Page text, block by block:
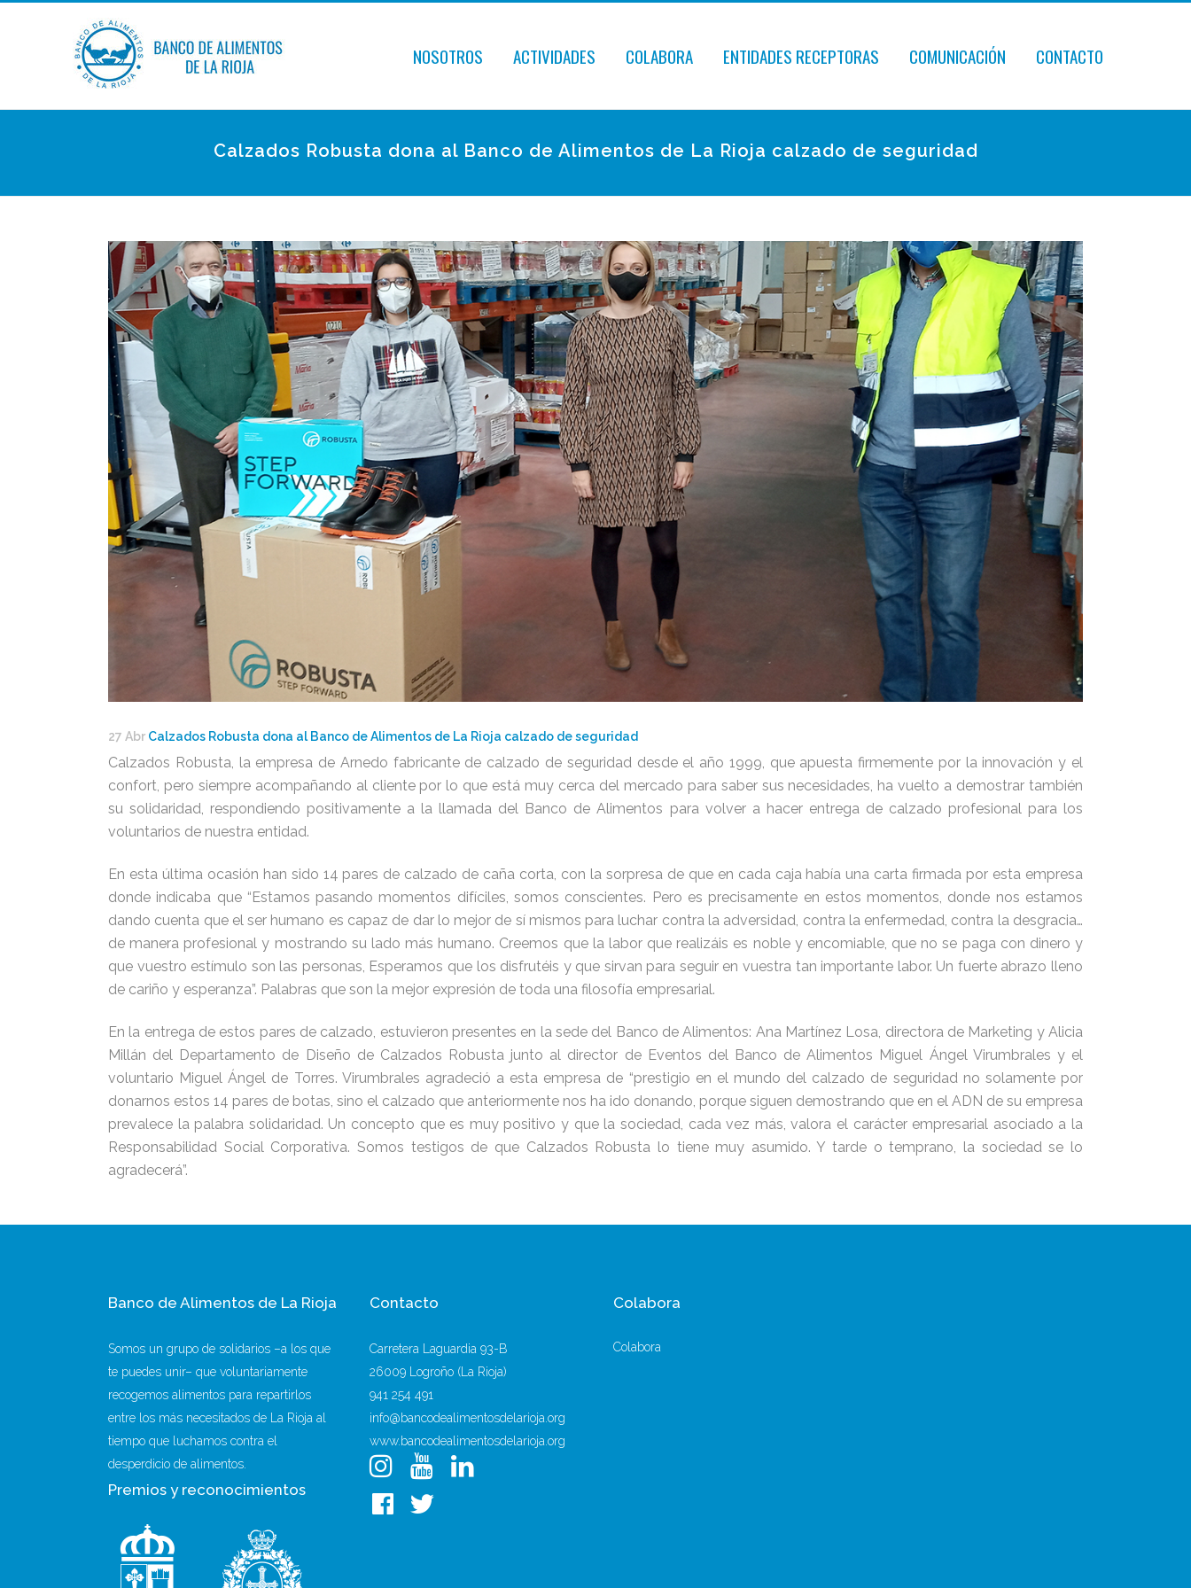
NOSOTROS ACTIVIDADES COLABORA ENTIDADES RECEPTORAS COMUNICACIÓN CONTACTO
Calzados Robusta dona al Banco de Alimentos de La Rioja calzado de seguridad
27 Abr Calzados Robusta dona al Banco de Alimentos de La Rioja calzado de seguridad
Calzados Robusta, la empresa de Arnedo fabricante de calzado de seguridad desde el año 1999, que apuesta firmemente por la innovación y el
confort, pero siempre acompañando al cliente por lo que está muy cerca del mercado para saber sus necesidades, ha vuelto a demostrar también
su solidaridad, respondiendo positivamente a la llamada del Banco de Alimentos para volver a hacer entrega de calzado profesional para los
voluntarios de nuestra entidad.
En esta última ocasión han sido 14 pares de calzado de caña corta, con la sorpresa de que en cada caja había una carta firmada por esta empresa
donde indicaba que “Estamos pasando momentos difíciles, somos conscientes. Pero es precisamente en estos momentos, donde nos estamos
dando cuenta que el ser humano es capaz de dar lo mejor de sí mismos para luchar contra la adversidad, contra la enfermedad, contra la desgracia…
de manera profesional y mostrando su lado más humano. Creemos que la labor que realizáis es noble y encomiable, que no se paga con dinero y
que vuestro estímulo son las personas, Esperamos que los disfrutéis y que sirvan para seguir en vuestra tan importante labor. Un fuerte abrazo lleno
de cariño y esperanza”. Palabras que son la mejor expresión de toda una filosofía empresarial.
En la entrega de estos pares de calzado, estuvieron presentes en la sede del Banco de Alimentos: Ana Martínez Losa, directora de Marketing y Alicia
Millán del Departamento de Diseño de Calzados Robusta junto al director de Eventos del Banco de Alimentos Miguel Ángel Virumbrales y el
voluntario Miguel Ángel de Torres. Virumbrales agradeció a esta empresa de “prestigio en el mundo del calzado de seguridad no solamente por
donarnos estos 14 pares de botas, sino el calzado que anteriormente nos ha ido donando, porque siguen demostrando que en el ADN de su empresa
prevalece la palabra solidaridad. Un concepto que es muy positivo y que la sociedad, cada vez más, valora el carácter empresarial asociado a la
Responsabilidad Social Corporativa. Somos testigos de que Calzados Robusta lo tiene muy asumido. Y tarde o temprano, la sociedad se lo
agradecerá”.
Banco de Alimentos de La Rioja
Somos un grupo de solidarios –a los que
te puedes unir– que voluntariamente
recogemos alimentos para repartirlos
entre los más necesitados de La Rioja al
tiempo que luchamos contra el
desperdicio de alimentos.
Premios y reconocimientos
Contacto
Carretera Laguardia 93-B
26009 Logroño (La Rioja)
941 254 491
info@bancodealimentosdelarioja.org
www.bancodealimentosdelarioja.org
Colabora
Colabora